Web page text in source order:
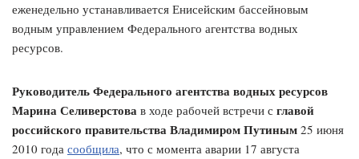
еженедельно устанавливается Енисейским бассейновым
водным управлением Федерального агентства водных
ресурсов.
Руководитель Федерального агентства водных ресурсов
Марина Селиверстова в ходе рабочей встречи с главой
российского правительства Владимиром Путиным 25 июня
2010 года сообщила, что с момента аварии 17 августа